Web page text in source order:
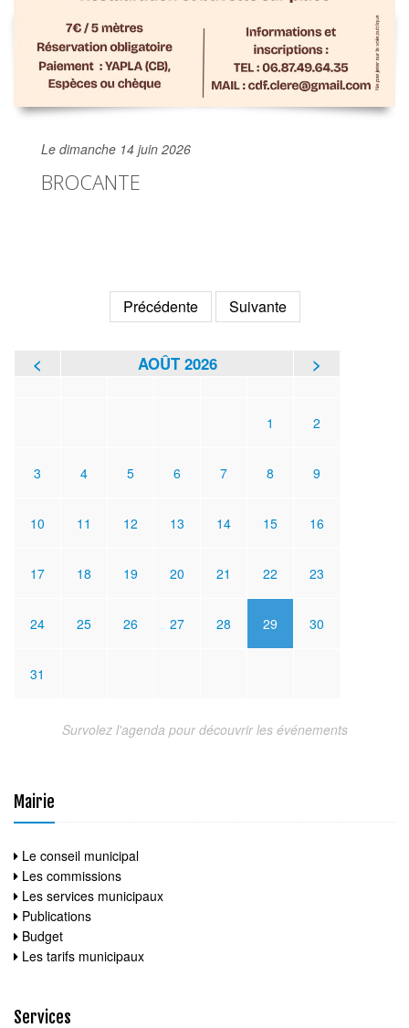
Le dimanche 14 juin 2026
BROCANTE
Précédente Suivante
< AOÛT 2026 >
1
2
3 4 5 6 7 8 9
10 11 12 13 14 15 16
17 18 19 20 21 22 23
24 25 26 27 28 29 30
31
Survolez l'agenda pour découvrir les événements
Mairie
Le conseil municipal
Les commissions
Les services municipaux
Publications
Budget
Les tarifs municipaux
Services